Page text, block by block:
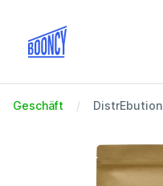
Geschäft DistrEbution